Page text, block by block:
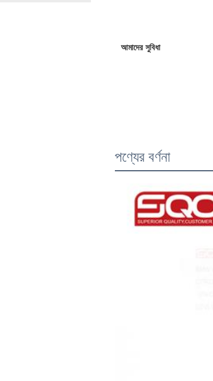
আমাদের সুবিধা
পণ্যের বর্ণনা